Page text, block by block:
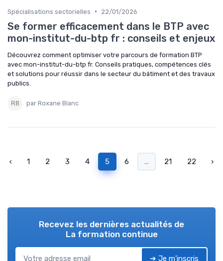
Spécialisations sectorielles • 22/01/2026
Se former efficacement dans le BTP avec
mon-institut-du-btp fr : conseils et enjeux
Découvrez comment optimiser votre parcours de formation BTP
avec mon-institut-du-btp fr. Conseils pratiques, compétences clés
et solutions pour réussir dans le secteur du bâtiment et des travaux
publics.
par Roxane Blanc
‹ 1 2 3 4 5 6 ... 21 22 ›
Recevez les dernières actualités de
La formation continue
➔ Je m'inscris